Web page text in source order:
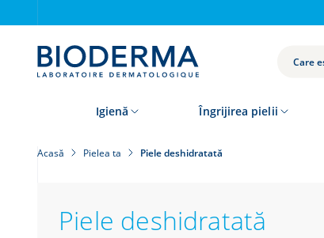
CAUTĂ
Igienă Îngrijirea pielii
Acasă Pielea ta Piele deshidratată
Piele deshidratată